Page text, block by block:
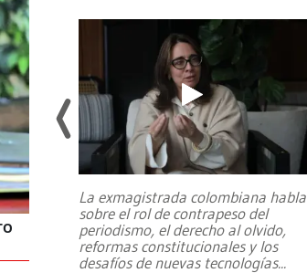
La exmagistrada colombiana habla
sobre el rol de contrapeso del
periodismo, el derecho al olvido,
reformas constitucionales y los
desafíos de nuevas tecnologías...